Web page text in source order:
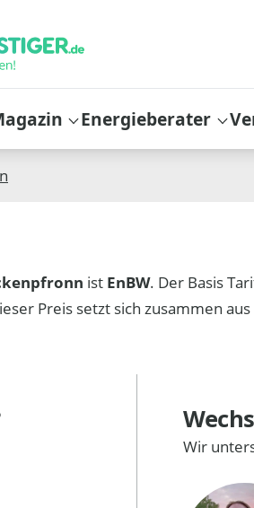
Energieberater
ist EnBW. Der Basis
Preis setzt sich zusammen
Wir